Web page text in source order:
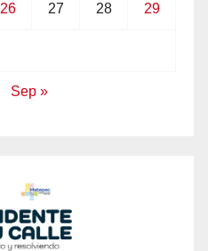
26 27 28 29
Sep »